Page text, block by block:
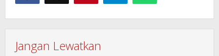
Jangan Lewatkan